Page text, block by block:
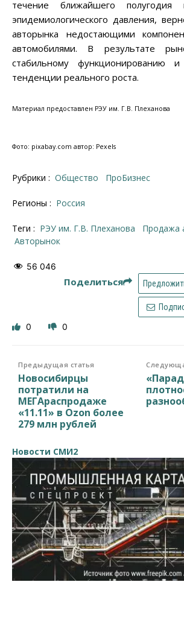
течение ближайшего полугодия
эпидемиологического давления,
авторынка недостающими
автомобилями. В результате
стабильному функционированию и
тенденции реального роста.
Материал предоставлен РЭУ им. Г.В. Плеханова
Фото: pixabay.com автор: Pexels
Рубрики : Общество ПроБизнес
Регионы : Россия
Теги : РЭУ им. Г.В. Плеханова продажа
авторынок
56 046
Поделиться
0 0
Предыдущая статья
Новосибирцы
потратили на
МЕГАраспродаже
«11.11» в Ozon более
279 млн рублей
Новости СМИ2